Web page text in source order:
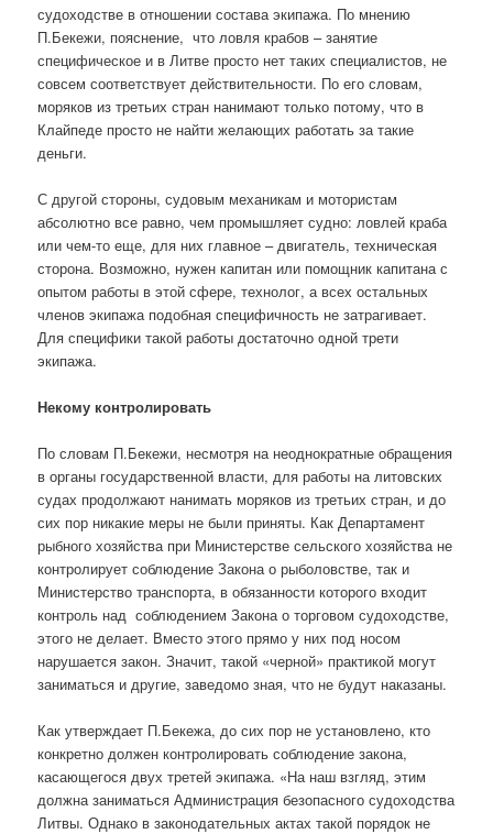
судоходстве в отношении состава экипажа. По мнению
П.Бекежи, пояснение, что ловля крабов – занятие
специфическое и в Литве просто нет таких специалистов, не
совсем соответствует действительности. По его словам,
моряков из третьих стран нанимают только потому, что в
Клайпеде просто не найти желающих работать за такие
деньги.
С другой стороны, судовым механикам и мотористам
абсолютно все равно, чем промышляет судно: ловлей краба
или чем-то еще, для них главное – двигатель, техническая
сторона. Возможно, нужен капитан или помощник капитана с
опытом работы в этой сфере, технолог, а всех остальных
членов экипажа подобная специфичность не затрагивает.
Для специфики такой работы достаточно одной трети
экипажа.
Некому контролировать
По словам П.Бекежи, несмотря на неоднократные обращения
в органы государственной власти, для работы на литовских
судах продолжают нанимать моряков из третьих стран, и до
сих пор никакие меры не были приняты. Как Департамент
рыбного хозяйства при Министерстве сельского хозяйства не
контролирует соблюдение Закона о рыболовстве, так и
Министерство транспорта, в обязанности которого входит
контроль над соблюдением Закона о торговом судоходстве,
этого не делает. Вместо этого прямо у них под носом
нарушается закон. Значит, такой «черной» практикой могут
заниматься и другие, заведомо зная, что не будут наказаны.
Как утверждает П.Бекежа, до сих пор не установлено, кто
конкретно должен контролировать соблюдение закона,
касающегося двух третей экипажа. «На наш взгляд, этим
должна заниматься Администрация безопасного судоходства
Литвы. Однако в законодательных актах такой порядок не